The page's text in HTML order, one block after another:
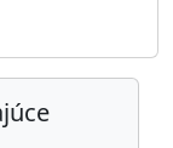
bloky
udalosti